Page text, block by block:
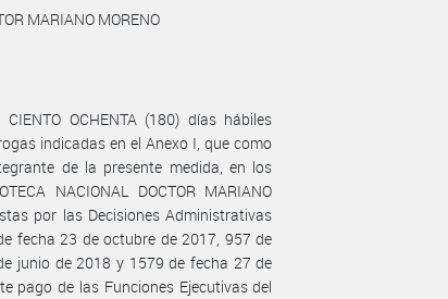
MARIANO MORENO
OCHENTA (180) días hábiles
indicadas en el Anexo I, que como
de la presente medida, en los
NACIONAL DOCTOR MARIANO
por las Decisiones Administrativas
fecha 23 de octubre de 2017, 957 de
junio de 2018 y 1579 de fecha 27 de
pago de las Funciones Ejecutivas del